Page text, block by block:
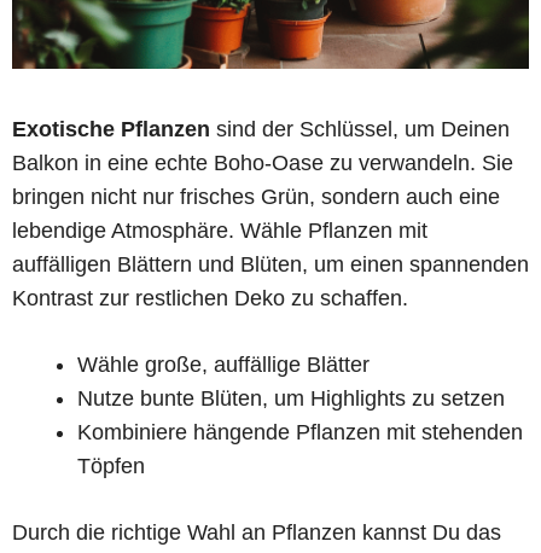
Exotische Pflanzen sind der Schlüssel, um Deinen
Balkon in eine echte Boho-Oase zu verwandeln. Sie
bringen nicht nur frisches Grün, sondern auch eine
lebendige Atmosphäre. Wähle Pflanzen mit
auffälligen Blättern und Blüten, um einen spannenden
Kontrast zur restlichen Deko zu schaffen.
Wähle große, auffällige Blätter
Nutze bunte Blüten, um Highlights zu setzen
Kombiniere hängende Pflanzen mit stehenden
Töpfen
Durch die richtige Wahl an Pflanzen kannst Du das